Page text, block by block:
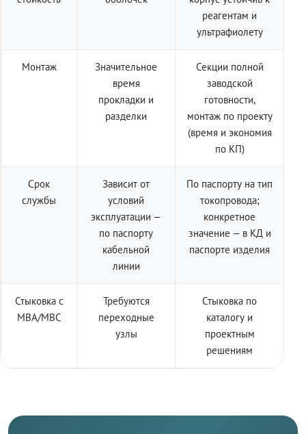
реагентам и
ультрафиолету
Монтаж
Значительное
время
прокладки и
разделки
Секции полной
заводской
готовности,
монтаж по проекту
(время и экономия
по КП)
Срок
службы
Зависит от
условий
эксплуатации —
по паспорту
кабельной
линии
По паспорту на тип
токопровода;
конкретное
значение — в КД и
паспорте изделия
Стыковка с
МВА/МВС
Требуются
переходные
узлы
Стыковка по
каталогу и
проектным
решениям